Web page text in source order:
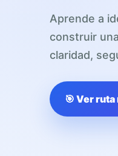
Aprende a
construir
claridad,
🎯 Ver